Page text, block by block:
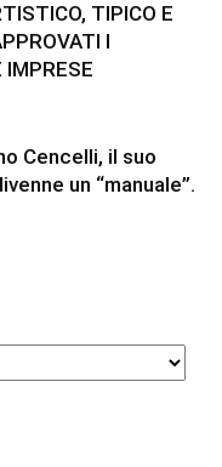
TIPICO E
I
IMPRESE
Cencelli, il suo
un “manuale”.